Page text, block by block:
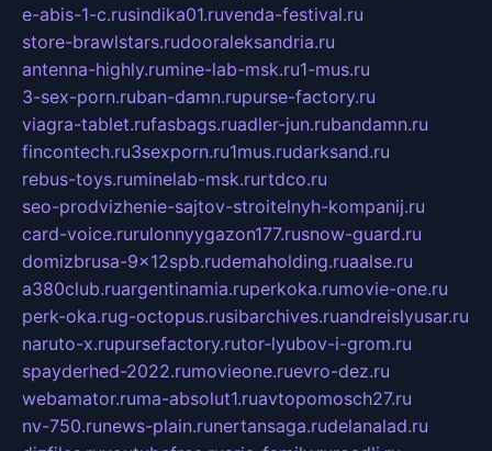
e-abis-1-c.rusindika01.ruvenda-festival.ru
store-brawlstars.rudooraleksandria.ru
antenna-highly.rumine-lab-msk.ru1-mus.ru
3-sex-porn.ruban-damn.rupurse-factory.ru
viagra-tablet.rufasbags.ruadler-jun.rubandamn.ru
fincontech.ru3sexporn.ru1mus.rudarksand.ru
rebus-toys.ruminelab-msk.rurtdco.ru
seo-prodvizhenie-sajtov-stroitelnyh-kompanij.ru
card-voice.rurulonnyygazon177.rusnow-guard.ru
domizbrusa-9x12spb.rudemaholding.ruaalse.ru
a380club.ruargentinamia.ruperkoka.rumovie-one.ru
perk-oka.rug-octopus.rusibarchives.ruandreislyusar.ru
naruto-x.rupursefactory.rutor-lyubov-i-grom.ru
spayderhed-2022.rumovieone.ruevro-dez.ru
webamator.ruma-absolut1.ruavtopomosch27.ru
nv-750.runews-plain.runertansaga.rudelanalad.ru